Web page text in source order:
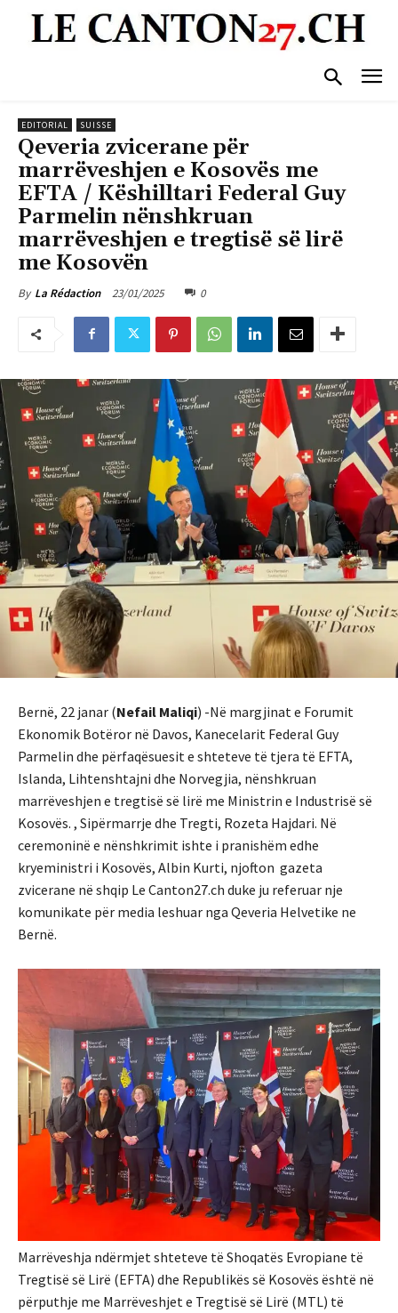
EDITORIAL SUISSE
Qeveria zvicerane për
marrëveshjen e Kosovës me
EFTA / Këshilltari Federal Guy
Parmelin nënshkruan
marrëveshjen e tregtisë së lirë
me Kosovën
By La Rédaction 23/01/2025 0
Bernë, 22 janar (Nefail Maliqi) -Në margjinat e Forumit
Ekonomik Botëror në Davos, Kanecelarit Federal Guy
Parmelin dhe përfaqësuesit e shteteve të tjera të EFTA,
Islanda, Lihtenshtajni dhe Norvegjia, nënshkruan
marrëveshjen e tregtisë së lirë me Ministrin e Industrisë së
Kosovës. , Sipërmarrje dhe Tregti, Rozeta Hajdari. Në
ceremoninë e nënshkrimit ishte i pranishëm edhe
kryeministri i Kosovës, Albin Kurti, njofton gazeta
zvicerane në shqip Le Canton27.ch duke ju referuar nje
komunikate për media leshuar nga Qeveria Helvetike ne
Bernë.
Marrëveshja ndërmjet shteteve të Shoqatës Evropiane të
Tregtisë së Lirë (EFTA) dhe Republikës së Kosovës është në
përputhje me Marrëveshjet e Tregtisë së Lirë (MTL) të